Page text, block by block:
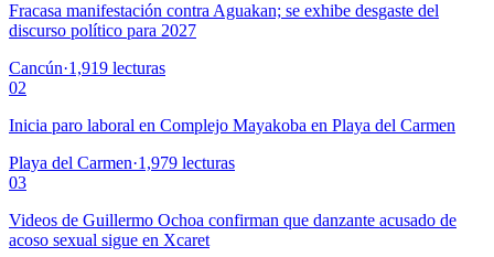
Fracasa manifestación contra Aguakan; se exhibe desgaste del
discurso político para 2027
Cancún·1,919 lecturas
02
Inicia paro laboral en Complejo Mayakoba en Playa del Carmen
Playa del Carmen·1,979 lecturas
03
Videos de Guillermo Ochoa confirman que danzante acusado de
acoso sexual sigue en Xcaret